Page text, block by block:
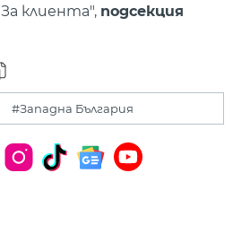
клиента", подсекция
#Западна България